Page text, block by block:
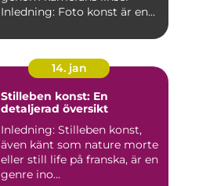
Inledning: Foto konst är en
14. jan
Stilleben konst: En
detaljerad översikt
Inledning: Stilleben konst,
även känt som nature morte
eller still life på franska, är en
genre ino...